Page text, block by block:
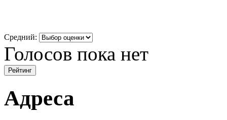
Средний:
Голосов пока нет
Адреса